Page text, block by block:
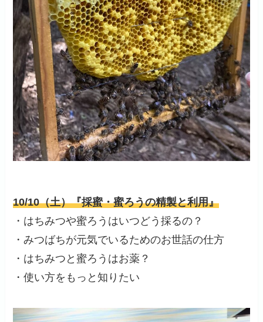
10/10（土）『採蜜・蜜ろうの精製と利用』
・はちみつや蜜ろうはいつどう採るの？
・みつばちが元気でいるためのお世話の仕方
・はちみつと蜜ろうはお薬？
・使い方をもっと知りたい